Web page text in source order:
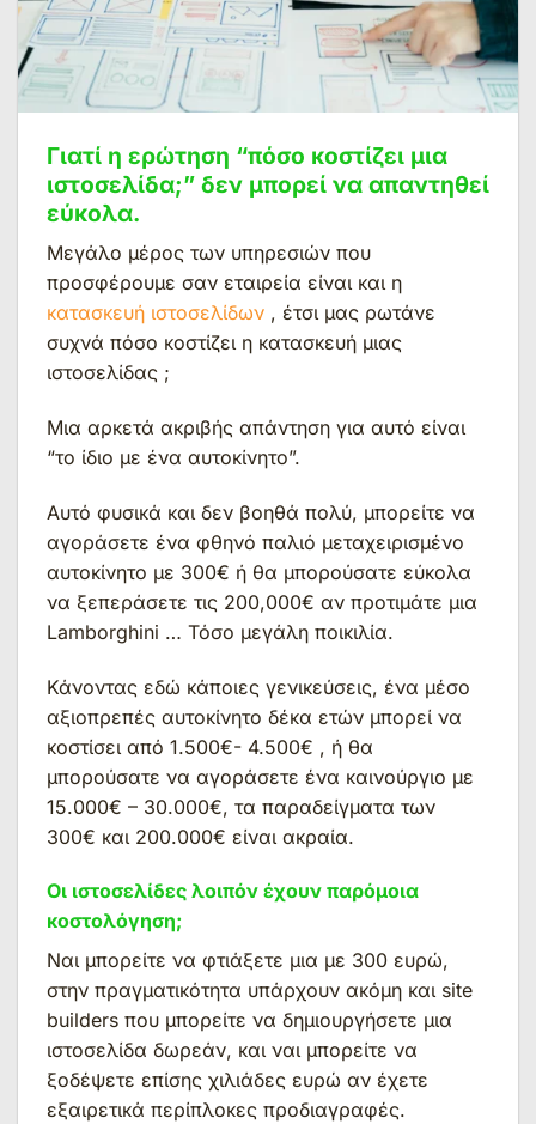
Γιατί η ερώτηση “πόσο κοστίζει μια
ιστοσελίδα;” δεν μπορεί να απαντηθεί
εύκολα.
Μεγάλο μέρος των υπηρεσιών που
προσφέρουμε σαν εταιρεία είναι και η
κατασκευή ιστοσελίδων , έτσι μας ρωτάνε
συχνά πόσο κοστίζει η κατασκευή μιας
ιστοσελίδας ;
Μια αρκετά ακριβής απάντηση για αυτό είναι
“το ίδιο με ένα αυτοκίνητο”.
Αυτό φυσικά και δεν βοηθά πολύ, μπορείτε να
αγοράσετε ένα φθηνό παλιό μεταχειρισμένο
αυτοκίνητο με 300€ ή θα μπορούσατε εύκολα
να ξεπεράσετε τις 200,000€ αν προτιμάτε μια
Lamborghini … Τόσο μεγάλη ποικιλία.
Κάνοντας εδώ κάποιες γενικεύσεις, ένα μέσο
αξιοπρεπές αυτοκίνητο δέκα ετών μπορεί να
κοστίσει από 1.500€- 4.500€ , ή θα
μπορούσατε να αγοράσετε ένα καινούργιο με
15.000€ – 30.000€, τα παραδείγματα των
300€ και 200.000€ είναι ακραία.
Οι ιστοσελίδες λοιπόν έχουν παρόμοια
κοστολόγηση;
Ναι μπορείτε να φτιάξετε μια με 300 ευρώ,
στην πραγματικότητα υπάρχουν ακόμη και site
builders που μπορείτε να δημιουργήσετε μια
ιστοσελίδα δωρεάν, και ναι μπορείτε να
ξοδέψετε επίσης χιλιάδες ευρώ αν έχετε
εξαιρετικά περίπλοκες προδιαγραφές.